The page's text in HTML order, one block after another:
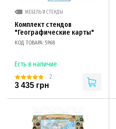
МЕБЕЛЬ И СТЕНДЫ
Комплект стендов
"Географические карты"
КОД ТОВАРА: 5968
Есть в наличие
2
3 435 грн